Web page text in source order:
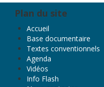
Plan du site
Accueil
Base documentaire
Textes conventionnels
Agenda
Vidéos
Info Flash